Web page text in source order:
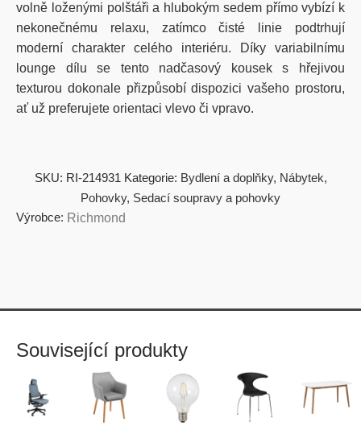
volně loženými polštáři a hlubokým sedem přímo vybízí k
nekonečnému relaxu, zatímco čisté linie podtrhují
moderní charakter celého interiéru. Díky variabilnímu
lounge dílu se tento nadčasový kousek s hřejivou
texturou dokonale přizpůsobí dispozici vašeho prostoru,
ať už preferujete orientaci vlevo či vpravo.
SKU: RI-214931 Kategorie: Bydlení a doplňky, Nábytek,
Pohovky, Sedací soupravy a pohovky
Výrobce: Richmond
Související produkty